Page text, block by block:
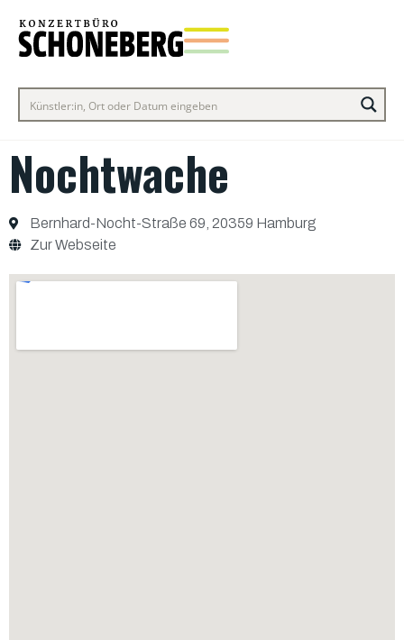
Nochtwache
Bernhard-Nocht-Straße 69, 20359 Hamburg
Zur Webseite